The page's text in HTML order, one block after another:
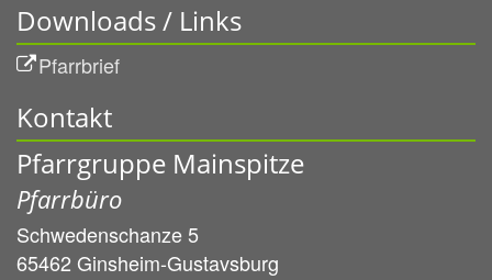
Downloads / Links
Pfarrbrief
Kontakt
Pfarrgruppe Mainspitze
Pfarrbüro
Schwedenschanze 5
65462 Ginsheim-Gustavsburg